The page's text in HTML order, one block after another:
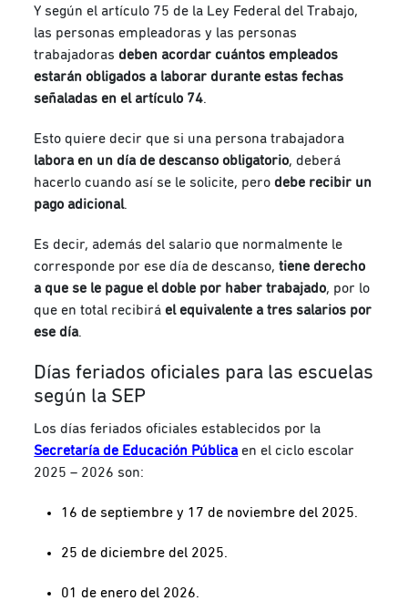
Y según el artículo 75 de la Ley Federal del Trabajo,
las personas empleadoras y las personas
trabajadorasdeben acordar cuántos empleados
estarán obligados a laborar durante estas fechas
señaladas en el artículo 74.
Esto quiere decir que si una persona trabajadora
labora en un día de descanso obligatorio, deberá
hacerlo cuando así se le solicite, perodebe recibir un
pago adicional.
Es decir, además del salario que normalmente le
corresponde por ese día de descanso,tiene derecho
a que se le pague el doble por haber trabajado, por lo
que en total recibiráel equivalente a tres salarios por
ese día.
Días feriados oficiales para las escuelas
según la SEP
Los días feriados oficiales establecidos por la
Secretaría de Educación Pública en el ciclo escolar
2025 – 2026 son:
16 de septiembre y 17 de noviembre del 2025.
25 de diciembre del 2025.
01 de enero del 2026.